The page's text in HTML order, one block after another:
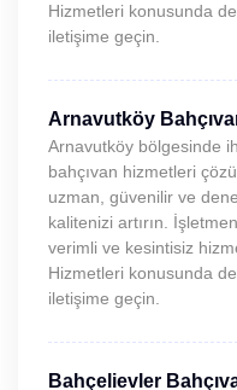
Hizmetleri konusunda
iletişime geçin.
Arnavutköy
Arnavutköy bölgesinde
bahçıvan hizmetleri
uzman, güvenilir ve
kalitenizi artırın.
verimli ve kesintisiz
Hizmetleri konusunda
iletişime geçin.
Bahçelievler